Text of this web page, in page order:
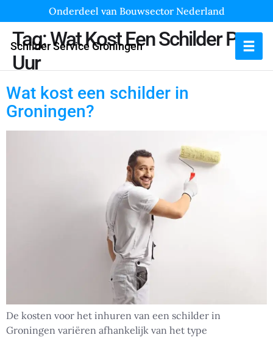
Onderdeel van Bouwsector Nederland
Schilder Service Groningen
Tag:Wat Kost Een Schilder Per
Uur
Wat kost een schilder in
Groningen?
De kosten voor het inhuren van een schilder in
Groningen variëren afhankelijk van het type